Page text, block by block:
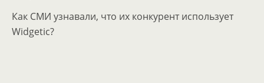
Как СМИ узнавали, что их конкурент использует
Widgetic?